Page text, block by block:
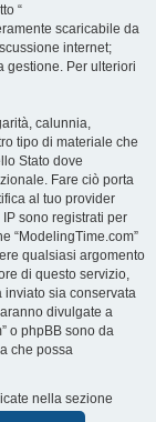
“
scaricabile da
internet;
gestione. Per ulteriori
calunnia,
tipo di materiale che
Stato dove
Fare ciò porta
al tuo provider
sono registrati per
“ModelingTime.com”
qualsiasi argomento
di questo servizio,
inviato sia conservata
divulgate a
o phpBB sono da
che possa
nella sezione